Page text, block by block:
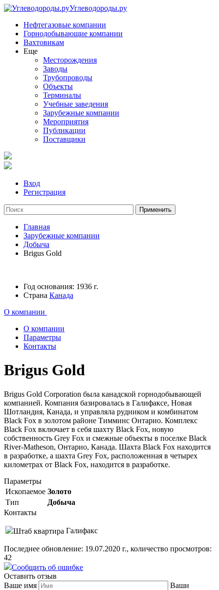
Углеводороды.ру
Нефтегазовые компании
Горнодобывающие компании
Вахтовикам
Еще
Месторождения
Заводы
Трубопроводы
Объекты
Терминалы
Учебные заведения
Зарубежные компании
Мероприятия
Публикации
Поставщики
Вход
Регистрация
Главная
Зарубежные компании
Добыча
Brigus Gold
Год основания: 1936 г.
Страна Канада
О компании
О компании
Параметры
Контакты
Brigus Gold
Brigus Gold Corporation была канадской горнодобывающей
компанией. Компания базировалась в Галифаксе, Новая
Шотландия, Канада, и управляла рудником и комбинатом
Black Fox в золотом районе Тимминс Онтарио. Комплекс
Black Fox включает в себя шахту Black Fox, новую
собственность Grey Fox и смежные объекты в поселке Black
River-Matheson, Онтарио, Канада. Шахта Black Fox находится
в разработке, а шахта Grey Fox, расположенная в четырех
километрах от Black Fox, находится в разработке.
Параметры
Ископаемое Золото
Тип
Добыча
Контакты
Штаб квартира Галифакс
Последнее обновление: 19.07.2020 г., количество просмотров:
42
Сообщить об ошибке
Оставить отзыв
Ваше имя
Ваши